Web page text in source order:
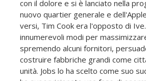
con il dolore e si è lanciato nella
nuovo quartier generale e
versi, Tim Cook era l'opposto di
innumerevoli modi per
spremendo alcuni fornitori,
costruire fabbriche grandi come
unità. Jobs lo ha scelto come suo